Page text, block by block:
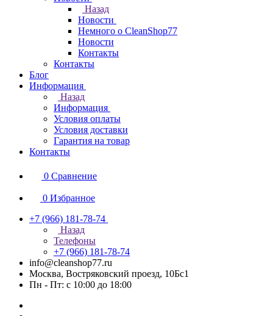
Назад
Новости
Немного о CleanShop77
Новости
Контакты
Контакты
Блог
Информация
Назад
Информация
Условия оплаты
Условия доставки
Гарантия на товар
Контакты
0 Сравнение
0 Избранное
+7 (966) 181-78-74
Назад
Телефоны
+7 (966) 181-78-74
info@cleanshop77.ru
Москва, Востряковский проезд, 10Бс1
Пн - Пт: с 10:00 до 18:00